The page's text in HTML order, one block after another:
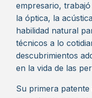
empresario,
la óptica, la
habilidad natural
técnicos a lo
descubrimientos
en la vida de las
Su primera